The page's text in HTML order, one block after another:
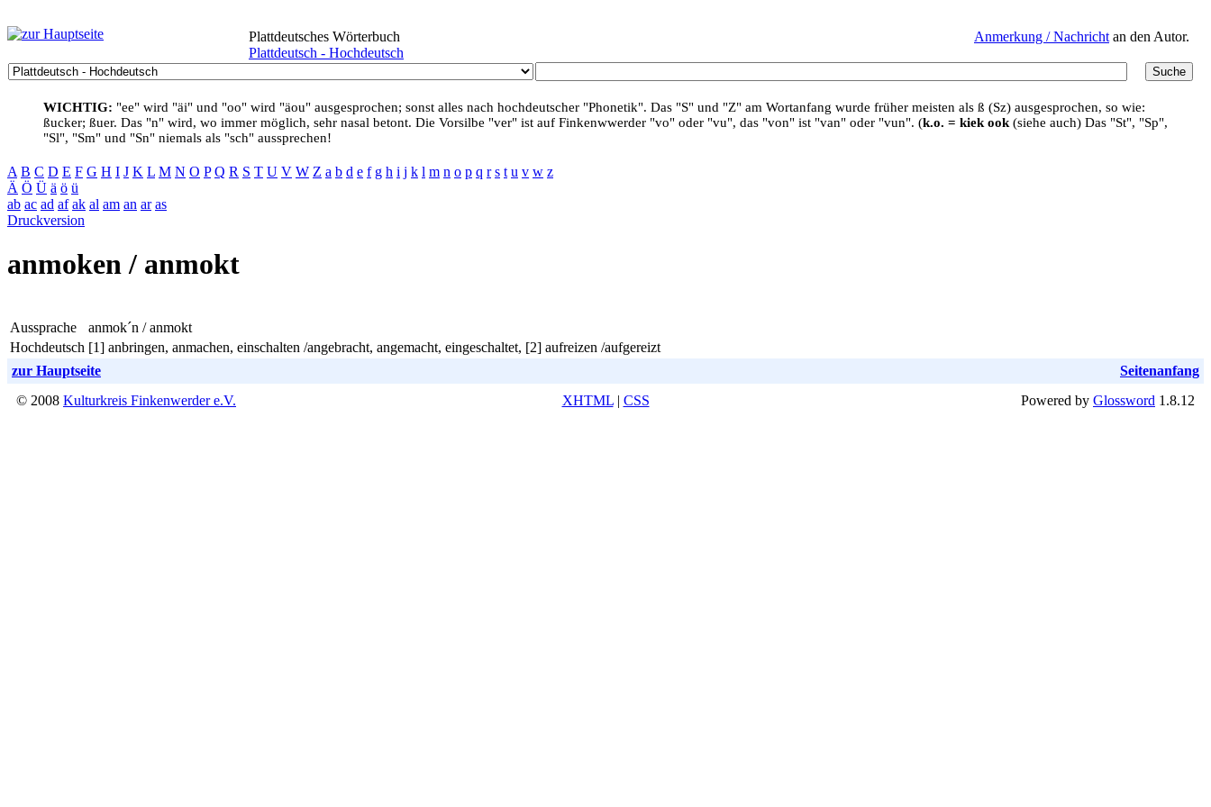
Anmerkung / Nachricht an den Autor.
Plattdeutsches Wörterbuch
Plattdeutsch - Hochdeutsch
WICHTIG: "ee" wird "äi" und "oo" wird "äou" ausgesprochen; sonst alles nach hochdeutscher "Phonetik". Das "S" und "Z" am Wortanfang wurde früher meisten als ß (Sz) ausgesprochen, so wie:
ßucker; ßuer. Das "n" wird, wo immer möglich, sehr nasal betont. Die Vorsilbe "ver" ist auf Finkenwwerder "vo" oder "vu", das "von" ist "van" oder "vun". (k.o. = kiek ook (siehe auch) Das "St", "Sp",
"Sl", "Sm" und "Sn" niemals als "sch" aussprechen!
A B C D E F G H I J K L M N O P Q R S T U V W Z a b d e f g h i j k l m n o p q r s t u v w z
Ä Ö Ü ä ö ü
ab ac ad af ak al am an ar as
Druckversion
anmoken / anmokt
Aussprache
anmok´n / anmokt
Hochdeutsch [1] anbringen, anmachen, einschalten /angebracht, angemacht, eingeschaltet, [2] aufreizen /aufgereizt
zur Hauptseite
Seitenanfang
© 2008 Kulturkreis Finkenwerder e.V. XHTML| CSS Powered by Glossword 1.8.12